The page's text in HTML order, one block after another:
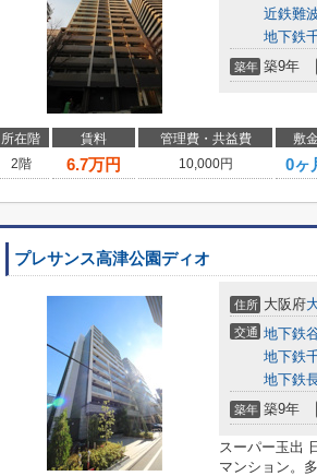
近鉄難
地下鉄
築年 築9年
所在階 賃料 管理費・共益費 敷金
2階
6.7万円 10,000円 0ヶ
プレサンス高津公園ディオ
住所 大阪府
交通 地下鉄
地下鉄
地下鉄
築年 築9年
スーパー玉出
マンション。